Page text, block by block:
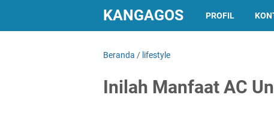
KANGAGOS PROFIL
Beranda / lifestyle
Inilah Manfaat AC